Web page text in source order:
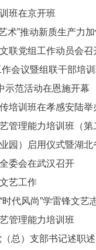
班在京开班
术”推动新质生产力
联党组工作动员会召
会议暨组联干部培
示范活动在恩施开幕
培训班在孝感安陆举
管理能力培训班（第
园）启用仪式暨湖
委会在武汉召开
艺工作
代风尚”学雷锋文艺
管理能力培训班
总）支部书记述职